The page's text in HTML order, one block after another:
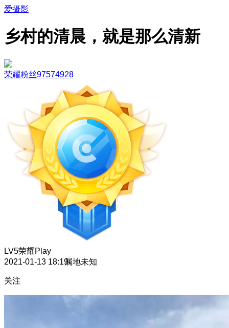
爱摄影
乡村的清晨，就是那么清新
荣耀粉丝97574928
LV5荣耀Play
2021-01-13 18:19属地未知
关注